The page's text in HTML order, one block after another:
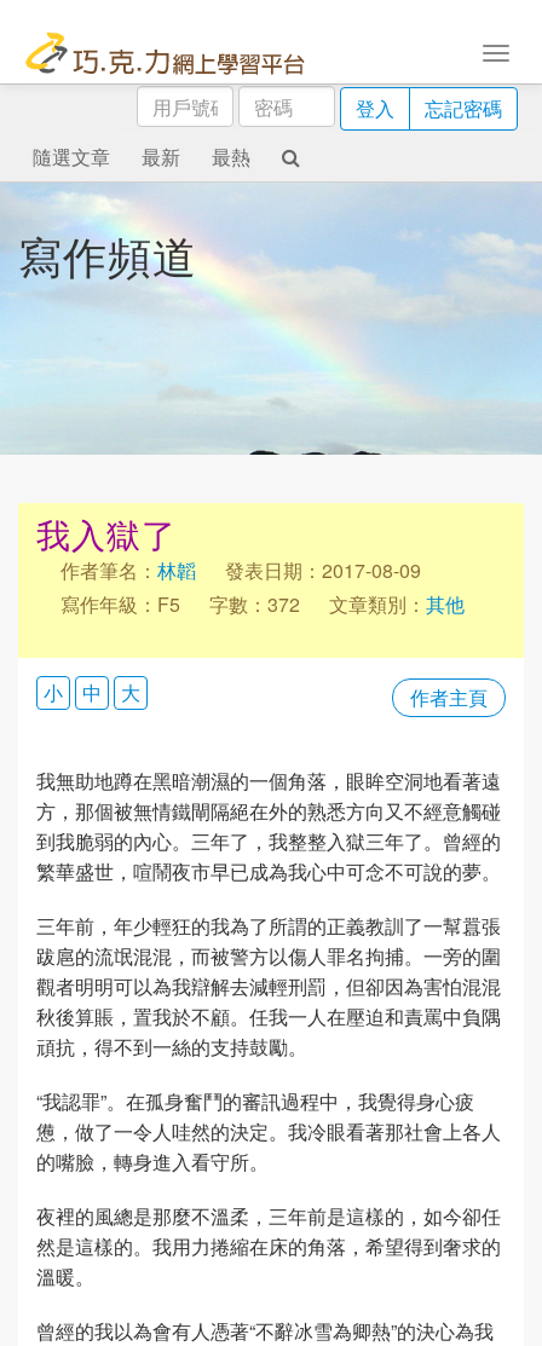
用
戶
號
碼
密
碼
登入
忘記密碼
隨選文章
最新 最熱
寫作頻道
我入獄了
作者筆名： 林韜
發表日期：2017-08-09
寫作年級：F5
字數：372 文章類別： 其他
作者主頁
小 中 大
我無助地蹲在黑暗潮濕的一個角落，眼眸空洞地看著遠
方，那個被無情鐵閘隔絕在外的熟悉方向又不經意觸碰
到我脆弱的內心。三年了，我整整入獄三年了。曾經的
繁華盛世，喧鬧夜市早已成為我心中可念不可說的夢。
三年前，年少輕狂的我為了所謂的正義教訓了一幫囂張
跋扈的流氓混混，而被警方以傷人罪名拘捕。一旁的圍
觀者明明可以為我辯解去減輕刑罰，但卻因為害怕混混
秋後算賬，置我於不顧。任我一人在壓迫和責罵中負隅
頑抗，得不到一絲的支持鼓勵。
“我認罪”。在孤身奮鬥的審訊過程中，我覺得身心疲
憊，做了一令人哇然的決定。我冷眼看著那社會上各人
的嘴臉，轉身進入看守所。
夜裡的風總是那麼不溫柔，三年前是這樣的，如今卻任
然是這樣的。我用力捲縮在床的角落，希望得到奢求的
溫暖。
曾經的我以為會有人憑著“不辭冰雪為卿熱”的決心為我